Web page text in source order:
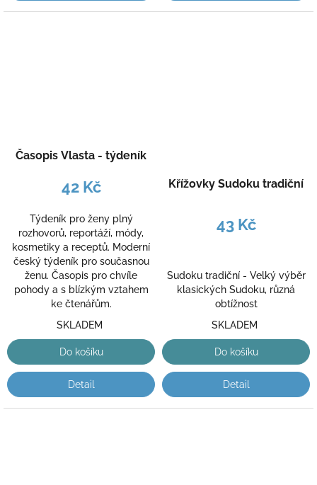
Časopis Vlasta - týdeník
42 Kč
Týdeník pro ženy plný
rozhovorů, reportáží, módy,
kosmetiky a receptů. Moderní
český týdeník pro současnou
ženu. Časopis pro chvíle
pohody a s blízkým vztahem
ke čtenářům.
SKLADEM
Do košíku
Detail
Křížovky Sudoku tradiční
43 Kč
Sudoku tradiční - Velký výběr
klasických Sudoku, různá
obtížnost
SKLADEM
Do košíku
Detail